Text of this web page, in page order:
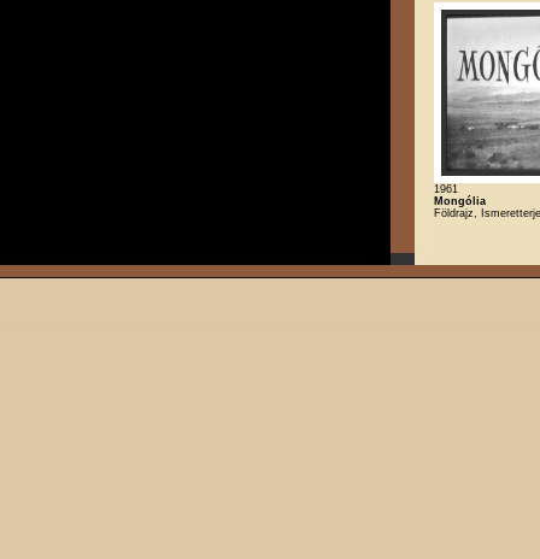
1961
Mongólia
Földrajz,